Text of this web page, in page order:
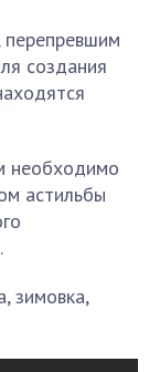
перепревшим
создания
необходимо
астильбы
зимовка,